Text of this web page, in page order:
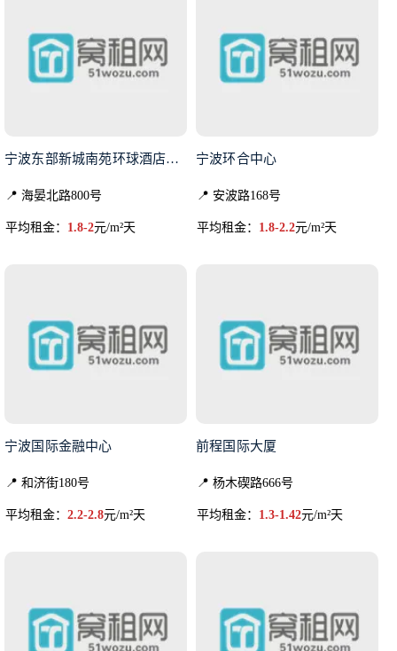
宁波东部新城南苑环球酒店商务楼
📍 海晏北路800号
平均租金： 1.8-2元/m²天
宁波环合中心
📍 安波路168号
平均租金： 1.8-2.2元/m²天
宁波国际金融中心
📍 和济街180号
平均租金： 2.2-2.8元/m²天
前程国际大厦
📍 杨木碶路666号
平均租金： 1.3-1.42元/m²天